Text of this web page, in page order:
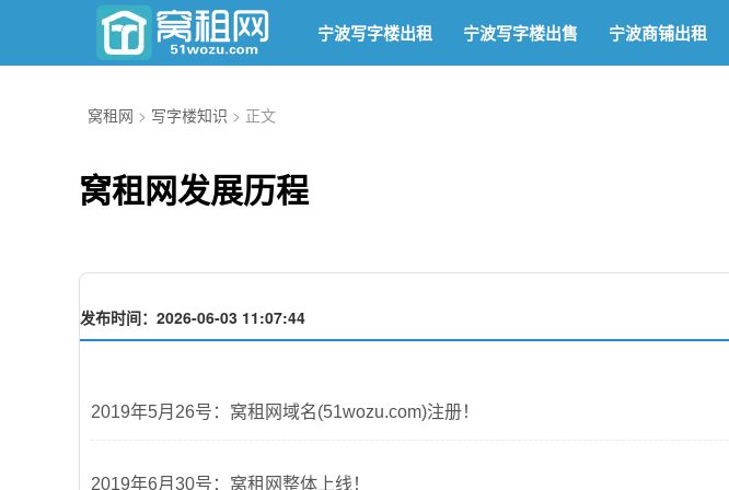
宁波写字楼出租 宁波写字楼出售 宁波商铺出租
窝租网 > 写字楼知识 > 正文
窝租网发展历程
发布时间：2026-06-03 11:07:44
2019年5月26号：窝租网域名(51wozu.com)注册！
2019年6月30号：窝租网整体上线！